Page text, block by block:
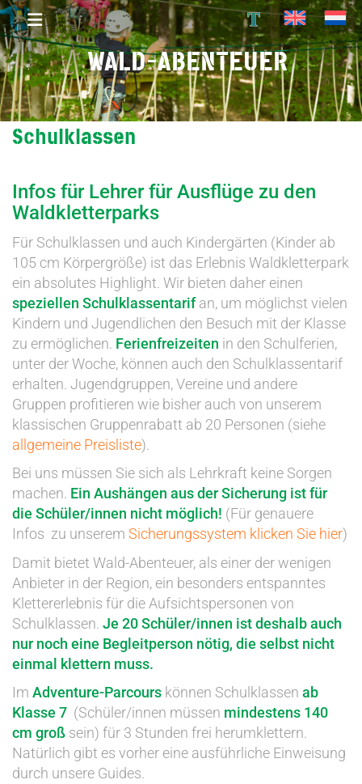
WALD-ABENTEUER
T
Schulklassen
Infos für Lehrer für Ausflüge zu den
Waldkletterparks
Für Schulklassen und auch Kindergärten (Kinder ab
105 cm Körpergröße) ist das Erlebnis Waldkletterpark
ein absolutes Highlight. Wir bieten daher einen
speziellen Schulklassentarifan, um möglichst vielen
Kindern und Jugendlichen den Besuch mit der Klasse
zu ermöglichen. Ferienfreizeiten in den Schulferien,
unter der Woche, können auch den Schulklassentarif
erhalten. Jugendgruppen, Vereine und andere
Gruppen profitieren wie bisher auch von unserem
klassischen Gruppenrabatt ab 20 Personen (siehe
allgemeine Preisliste).
Bei uns müssen Sie sich als Lehrkraft keine Sorgen
machen. Ein Aushängen aus der Sicherung ist für
die Schüler/innen nicht möglich! (Für genauere
Infos zu unserem Sicherungssystem klicken Sie hier)
Damit bietet Wald-Abenteuer, als einer der wenigen
Anbieter in der Region, ein besonders entspanntes
Klettererlebnis für die Aufsichtspersonen von
Schulklassen. Je 20 Schüler/innen ist deshalb auch
nur noch eine Begleitperson nötig, die selbst nicht
einmal klettern muss.
Im Adventure-Parcours können Schulklassen ab
Klasse 7 (Schüler/innen müssen mindestens 140
cm groß sein) für 3 Stunden frei herumklettern.
Natürlich gibt es vorher eine ausführliche Einweisung
durch unsere Guides.